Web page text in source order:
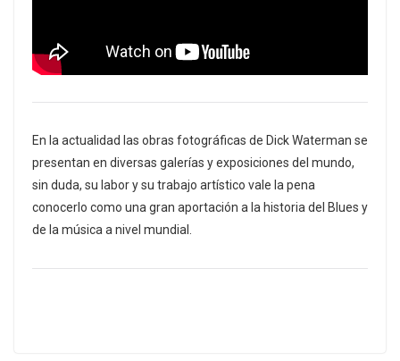
En la actualidad las obras fotográficas de Dick Waterman se
presentan en diversas galerías y exposiciones del mundo,
sin duda, su labor y su trabajo artístico vale la pena
conocerlo como una gran aportación a la historia del Blues y
de la música a nivel mundial.